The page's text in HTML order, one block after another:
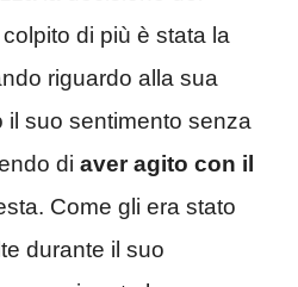
di più è stata la
riguardo alla sua
suo sentimento senza
di aver agito con il
Come gli era stato
durante il suo